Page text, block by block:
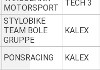
MOTORSPORT
TECH 3
STYLOBIKE
TEAM BÖLE
GRUPPE
KALEX
PONSRACING KALEX